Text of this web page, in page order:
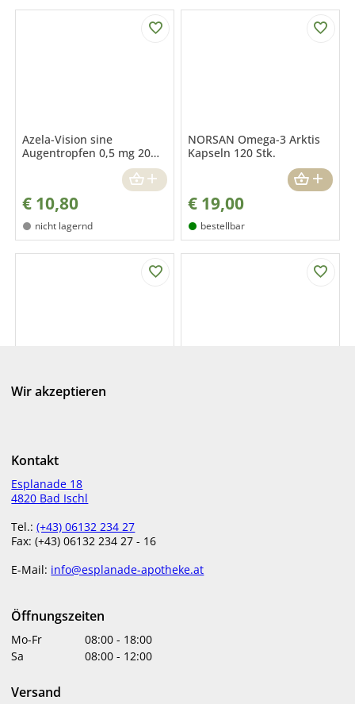
Azela-Vision sine
Augentropfen 0,5 mg 20
€ 10,80
nicht lagernd
NORSAN Omega-3 Arktis
Kapseln 120 Stk.
€ 19,00
bestellbar
Femidoc Nieren- und
Blasenfilmtabletten
bestellbar
BRAIN FIT Kapseln
METANORM®
€38,90
Wir akzeptieren
Kontakt
Esplanade 18
4820 Bad Ischl
Tel.:(+43) 06132 234 27
Fax: (+43) 06132 234 27 - 16
E-Mail: info@esplanade-apotheke.at
Öffnungszeiten
Mo-Fr 08:00 - 18:00
Sa
08:00 - 12:00
Versand